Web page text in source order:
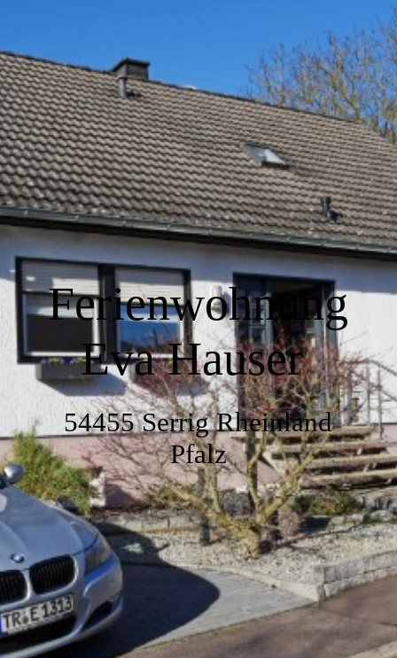
Ferienwohnung
Eva Hauser
54455 Serrig Rheinland
Pfalz
Wir über uns
Wohnen
Küche
Schlafen
Der Garten
Ausstattung
Unsere Umgebung